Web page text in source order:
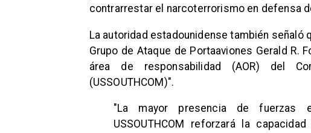
contrarrestar el narcoterrorismo en defensa
La autoridad estadounidense también señaló
Grupo de Ataque de Portaaviones Gerald R.
área de responsabilidad (AOR) del
(USSOUTHCOM)".
"La mayor presencia de fuerzas
USSOUTHCOM reforzará la